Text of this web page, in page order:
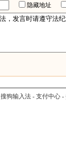
隐藏地址
搜狗输入法- 支付中心-